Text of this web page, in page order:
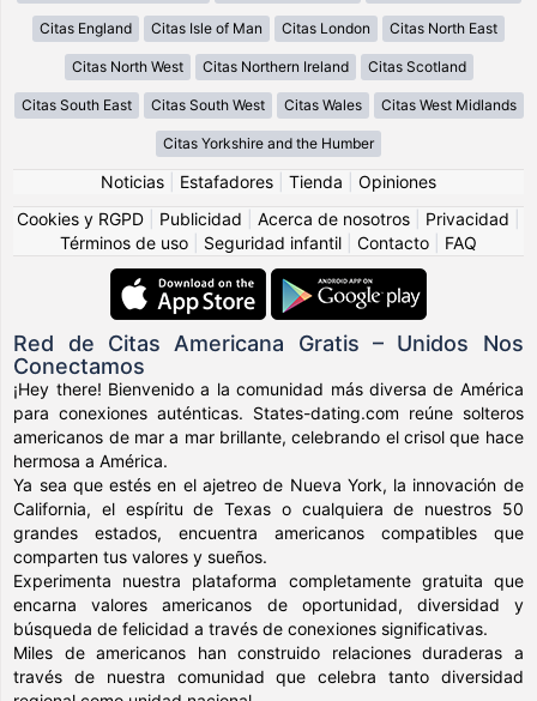
Citas England Citas Isle of Man Citas London Citas North East
Citas North West Citas Northern Ireland Citas Scotland
Citas South East Citas South West Citas Wales Citas West Midlands
Citas Yorkshire and the Humber
Noticias Estafadores Tienda
Opiniones
Cookies y RGPD
Publicidad Acerca de nosotros Privacidad
Términos de uso
Seguridad infantil Contacto FAQ
Red de Citas Americana Gratis – Unidos Nos
Conectamos
¡Hey there! Bienvenido a la comunidad más diversa de América
para conexiones auténticas. States-dating.com reúne solteros
americanos de mar a mar brillante, celebrando el crisol que hace
hermosa a América.
Ya sea que estés en el ajetreo de Nueva York, la innovación de
California, el espíritu de Texas o cualquiera de nuestros 50
grandes estados, encuentra americanos compatibles que
comparten tus valores y sueños.
Experimenta nuestra plataforma completamente gratuita que
encarna valores americanos de oportunidad, diversidad y
búsqueda de felicidad a través de conexiones significativas.
Miles de americanos han construido relaciones duraderas a
través de nuestra comunidad que celebra tanto diversidad